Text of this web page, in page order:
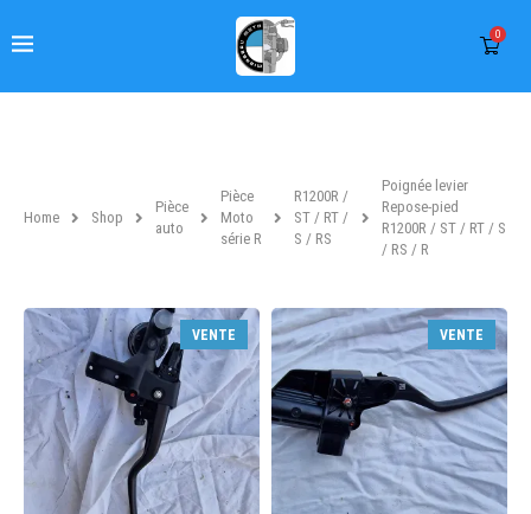
0
Home Shop
Pièce
auto
Pièce
Moto
série R
R1200R /
ST / RT /
S / RS
Poignée levier
Repose-pied
R1200R / ST / RT / S
/ RS / R
VENTE VENTE